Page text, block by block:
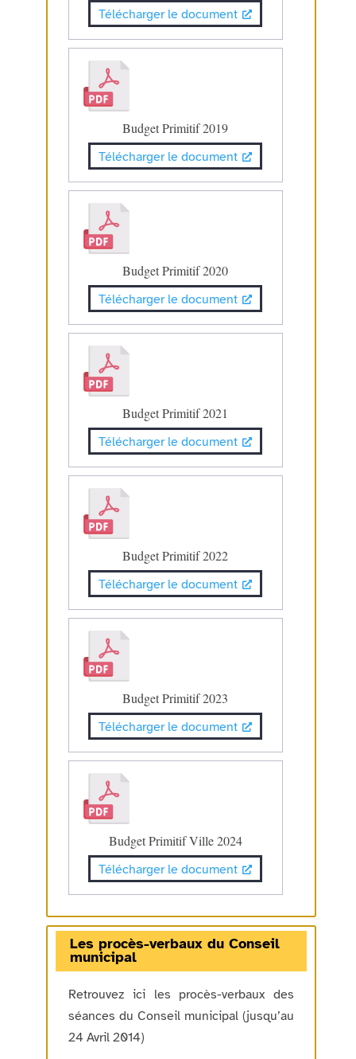
Télécharger le document
Budget Primitif 2019
Télécharger le document
Budget Primitif 2020
Télécharger le document
Budget Primitif 2021
Télécharger le document
Budget Primitif 2022
Télécharger le document
Budget Primitif 2023
Télécharger le document
Budget Primitif Ville 2024
Télécharger le document
Les procès-verbaux du Conseil
municipal
Retrouvez ici les procès-verbaux des
séances du Conseil municipal (jusqu’au
24 Avril 2014)